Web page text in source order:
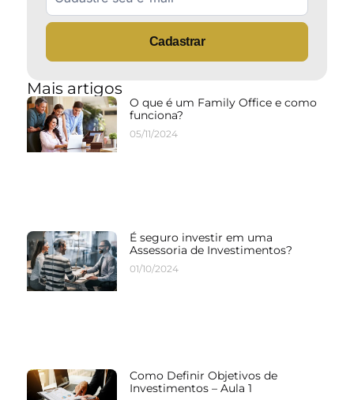
Cadastrar
Mais artigos
O que é um Family Office e como
funciona?
05/11/2024
É seguro investir em uma
Assessoria de Investimentos?
01/10/2024
Como Definir Objetivos de
Investimentos – Aula 1